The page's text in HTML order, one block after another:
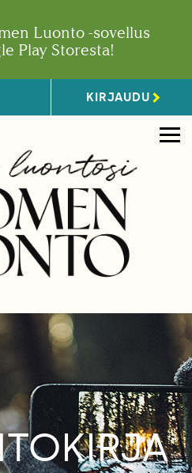
Luonto -sovellus
Play Storesta!
KIRJAUDU